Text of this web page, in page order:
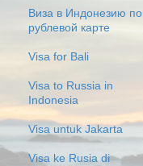
Виза в Индонезию по
рублевой карте
Visa for Bali
Visa to Russia in
Indonesia
Visa untuk Jakarta
Visa ke Rusia di